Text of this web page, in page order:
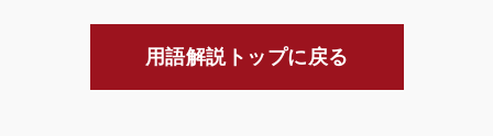
用語解説トップに戻る